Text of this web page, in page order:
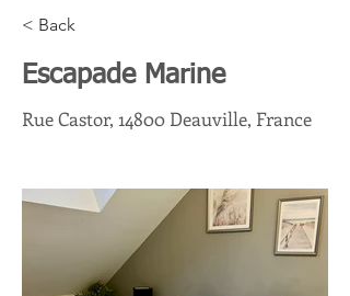
< Back
Escapade Marine
Rue Castor, 14800 Deauville, France